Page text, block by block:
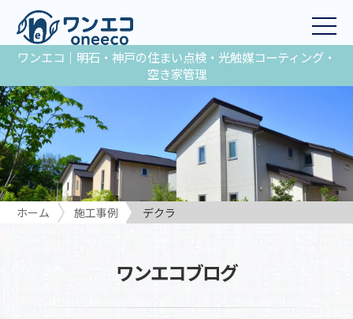
ワンエコ｜明石・神戸の住まい点検・光触媒コーティング・
空き家管理
ホーム 施工事例 デクラ
ワンエコブログ